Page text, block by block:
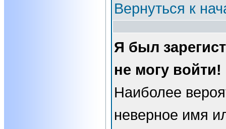
Вернуться к
Я был
не могу войти!
Наиболее
неверное имя